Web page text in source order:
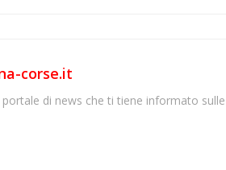
corse.it
portale di news che ti tiene informato